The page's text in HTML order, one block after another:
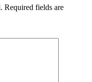
Required fields are